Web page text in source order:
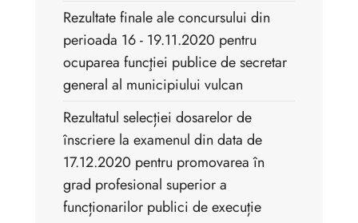
Rezultate finale ale concursului din
perioada 16 - 19.11.2020 pentru
ocuparea funcţiei publice de secretar
general al municipiului vulcan
Rezultatul selecției dosarelor de
înscriere la examenul din data de
17.12.2020 pentru promovarea în
grad profesional superior a
funcționarilor publici de execuție